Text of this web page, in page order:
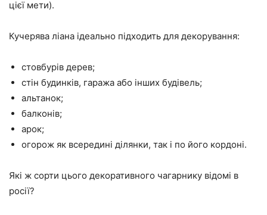
цієї мети).
Кучерява ліана ідеально підходить для декорування:
стовбурів дерев;
стін будинків, гаража або інших будівель;
альтанок;
балконів;
арок;
огорож як всередині ділянки, так і по його кордоні.
Які ж сорти цього декоративного чагарнику відомі в
росії?